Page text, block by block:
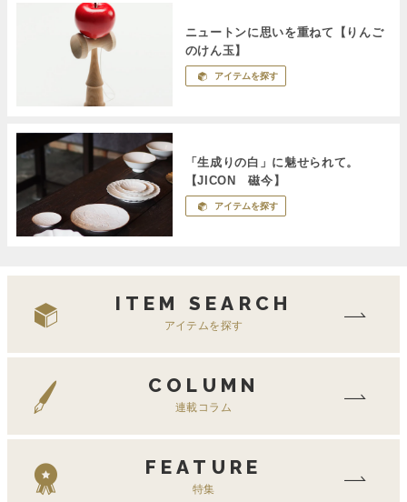
ニュートンに思いを重ねて【りんご
のけん玉】
アイテムを探す
「生成りの白」に魅せられて。
【JICON 磁今】
アイテムを探す
ITEM SEARCH
アイテムを探す
COLUMN
連載コラム
FEATURE
特集